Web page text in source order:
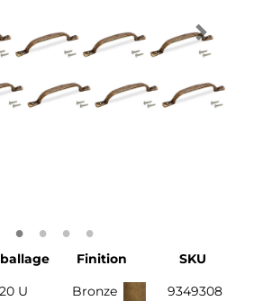
Finition
SKU
20 U Bronze 9349308